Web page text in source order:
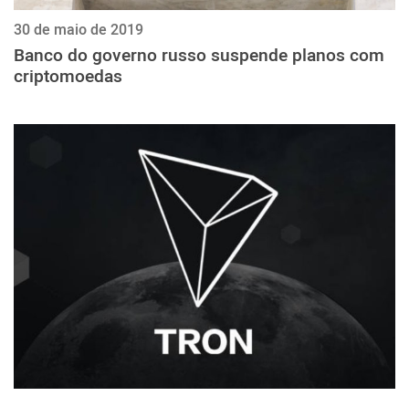
30 de maio de 2019
Banco do governo russo suspende planos com
criptomoedas